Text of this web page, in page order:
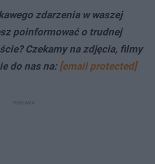
zdarzenia w waszej
poinformować o trudnej
Czekamy na zdjęcia, filmy
do nas na: [email protected]